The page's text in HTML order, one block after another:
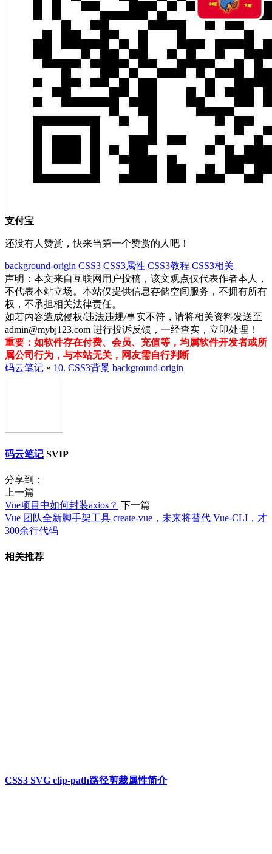
支付宝
还没有人赞赏，快来当第一个赞赏的人吧！
background-origin CSS3 CSS3属性 CSS3教程 CSS3相关
声明：本文来自互联网用户投稿，该文观点仅代表作者本人，
不代表本站立场。本站仅提供信息存储空间服务，不拥有所有
权，不承担相关法律责任。
如若内容造成侵权/违法违规/事实不符，请将相关资料发送至
admin@mybj123.com 进行投诉反馈，一经查实，立即处理！
重要：如软件存在付费、会员、充值等，均属软件开发者或所
属公司行为，与本站无关，网友需自行判断
码云笔记 » 10. CSS3背景 background-origin
码云笔记 SVIP
分享到：
上一篇
Vue项目中如何封装axios？ 下一篇
Vue 团队全新脚手架工具 create-vue，未来将替代 Vue-CLI，才
300余行代码
相关推荐
CSS3 SVG clip-path路径剪裁属性简介